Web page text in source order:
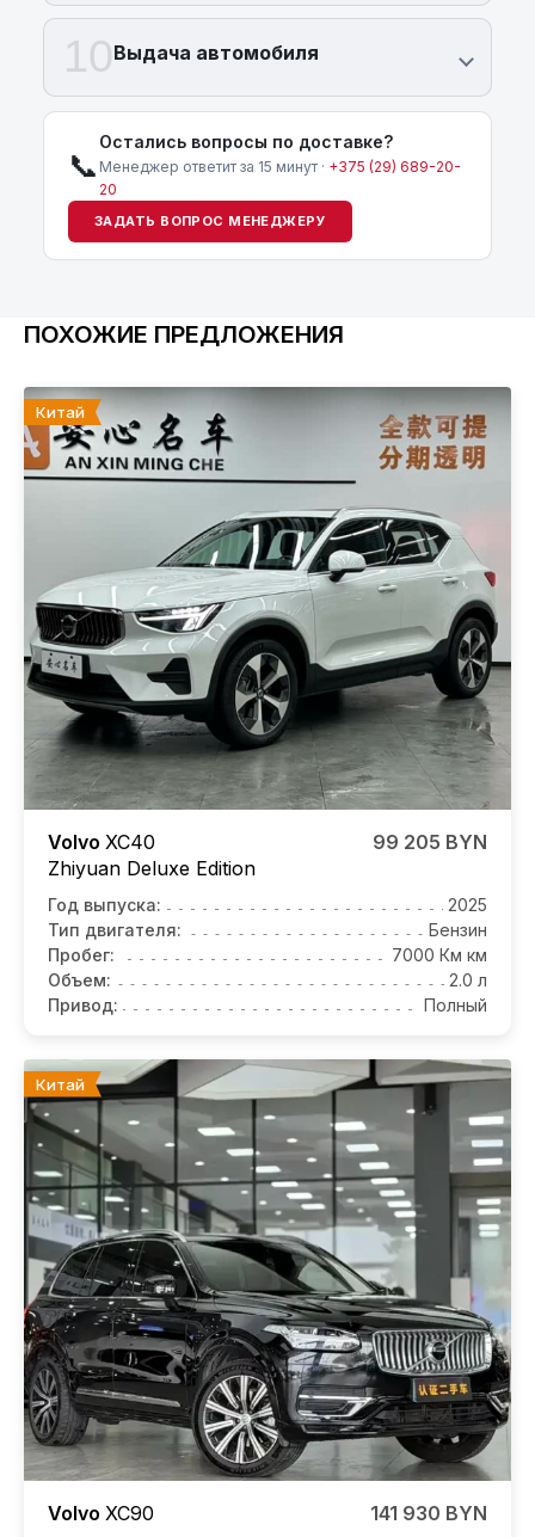
10Выдача автомобиля
📞
Остались вопросы по доставке?
Менеджер ответит за 15 минут · +375 (29) 689-20-
20
ЗАДАТЬ ВОПРОС МЕНЕДЖЕРУ
ПОХОЖИЕ ПРЕДЛОЖЕНИЯ
Китай
Volvo XC40
Zhiyuan Deluxe Edition
99 205 BYN
Год выпуска:
2025
Тип двигателя:
Бензин
Пробег:
7000 Км км
Объем:
2.0 л
Привод:
Полный
Китай
Volvo XC90 141 930 BYN